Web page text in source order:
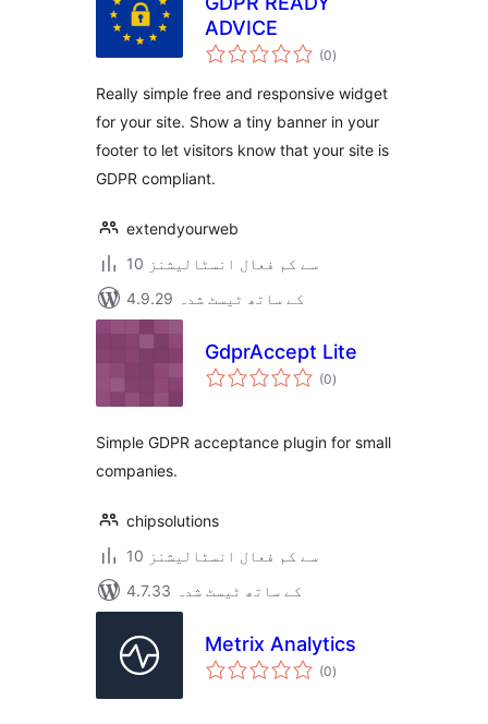
ADVICE
(0مجموعی
درجہ
)
Really simple free and responsive widget
for your site. Show a tiny banner in your
footer to let visitors know that your site is
GDPR compliant.
extendyourweb
10 سے کم فعال انسٹالیشنز
4.9.29 کے ساتھ ٹیسٹ شدہ
GdprAccept Lite
(0مجموعی
درجہ
)
Simple GDPR acceptance plugin for small
companies.
chipsolutions
10 سے کم فعال انسٹالیشنز
4.7.33 کے ساتھ ٹیسٹ شدہ
Metrix Analytics
(0مجموعی
درجہ
)